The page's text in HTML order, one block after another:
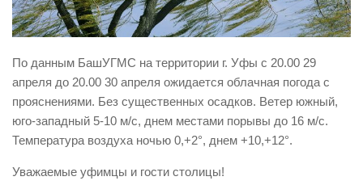
Виды деятельности
Оказание платных образовательных услуг
УГЗ рекомендует
Памятки населению
По данным БашУГМС на территории г. Уфы с 20.00 29
апреля до 20.00 30 апреля ожидается облачная погода с
прояснениями. Без существенных осадков. Ветер южный,
юго-западный 5-10 м/с, днем местами порывы до 16 м/с.
Температура воздуха ночью 0,+2°, днем +10,+12°.
Уважаемые уфимцы и гости столицы!